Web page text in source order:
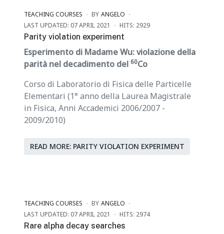
TEACHING COURSES BY ANGELO
LAST UPDATED: 07 APRIL 2021
HITS: 2929
Parity violation experiment
Esperimento di Madame Wu: violazione della
parità nel decadimento del 60Co
Corso di Laboratorio di Fisica delle Particelle
Elementari (1° anno della Laurea Magistrale
in Fisica, Anni Accademici 2006/2007 -
2009/2010)
READ MORE: PARITY VIOLATION EXPERIMENT
TEACHING COURSES BY ANGELO
LAST UPDATED: 07 APRIL 2021
HITS: 2974
Rare alpha decay searches